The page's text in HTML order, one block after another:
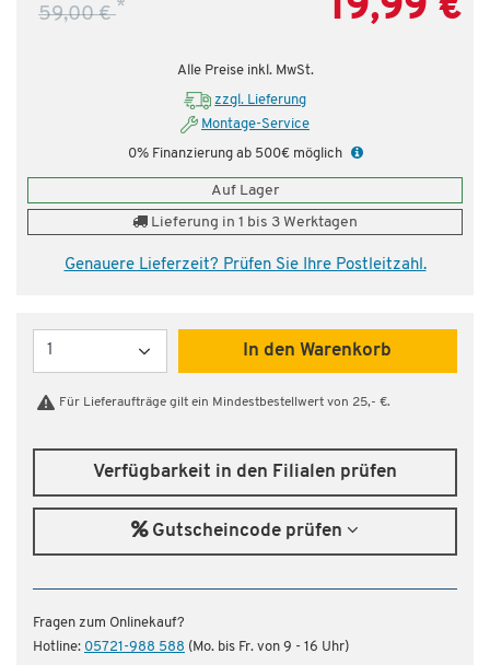
59,00 €* 19,99 €
Alle Preise inkl. MwSt.
zzgl. Lieferung
Montage-Service
0% Finanzierung ab 500€ möglich
Auf Lager
Lieferung in 1 bis 3 Werktagen
Genauere Lieferzeit? Prüfen Sie Ihre Postleitzahl.
Menge
In den Warenkorb
Für Lieferaufträge gilt ein Mindestbestellwert von 25,- €.
Verfügbarkeit in den Filialen prüfen
Gutscheincode prüfen
Fragen zum Onlinekauf?
Hotline: 05721-988 588 (Mo. bis Fr. von 9 - 16 Uhr)